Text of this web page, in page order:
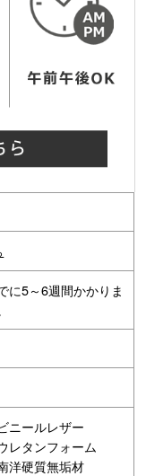
に5～6週間かかりま
ニールレザー
レタンフォーム
洋硬質無垢材